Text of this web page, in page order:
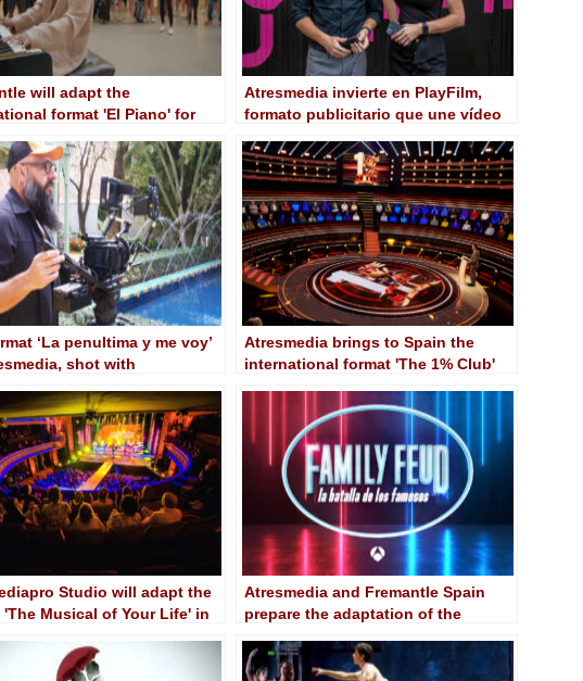
will adapt the
format 'El Piano' for
Atresmedia invierte en PlayFilm,
formato publicitario que une vídeo
‘La penultima y me voy’
shot with
Atresmedia brings to Spain the
international format 'The 1% Club'
Studio will adapt the
'The Musical of Your Life' in
Atresmedia and Fremantle Spain
prepare the adaptation of the